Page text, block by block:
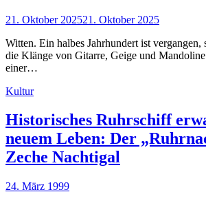
21. Oktober 202521. Oktober 2025
Witten. Ein halbes Jahrhundert ist vergangen,
die Klänge von Gitarre, Geige und
einer…
Kultur
Historisches Ruhrschiff
neuem Leben: Der
Zeche Nachtigal
24. März 1999